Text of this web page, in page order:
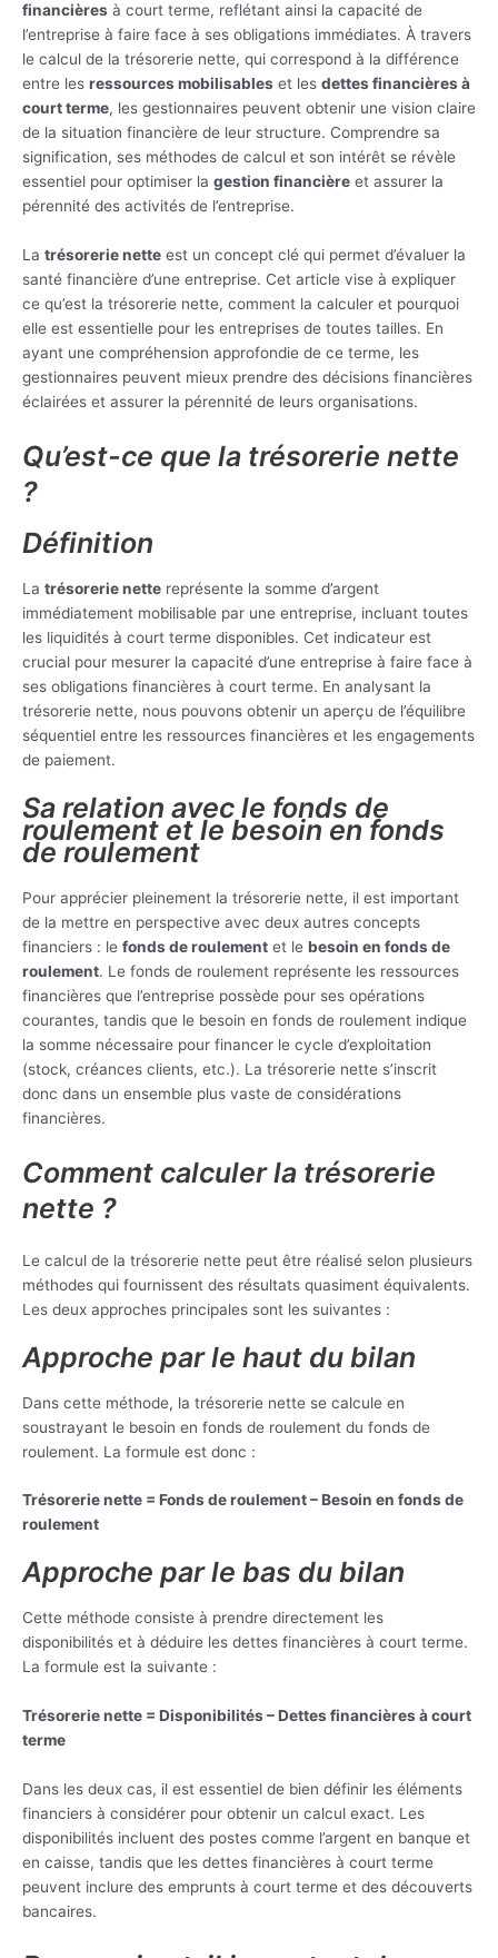
financières à court terme, reflétant ainsi la capacité de
l’entreprise à faire face à ses obligations immédiates. À travers
le calcul de la trésorerie nette, qui correspond à la différence
entre les ressources mobilisables et les dettes financières à
court terme, les gestionnaires peuvent obtenir une vision claire
de la situation financière de leur structure. Comprendre sa
signification, ses méthodes de calcul et son intérêt se révèle
essentiel pour optimiser la gestion financière et assurer la
pérennité des activités de l’entreprise.
La trésorerie nette est un concept clé qui permet d’évaluer la
santé financière d’une entreprise. Cet article vise à expliquer
ce qu’est la trésorerie nette, comment la calculer et pourquoi
elle est essentielle pour les entreprises de toutes tailles. En
ayant une compréhension approfondie de ce terme, les
gestionnaires peuvent mieux prendre des décisions financières
éclairées et assurer la pérennité de leurs organisations.
Qu’est-ce que la trésorerie nette
?
Définition
La trésorerie nette représente la somme d’argent
immédiatement mobilisable par une entreprise, incluant toutes
les liquidités à court terme disponibles. Cet indicateur est
crucial pour mesurer la capacité d’une entreprise à faire face à
ses obligations financières à court terme. En analysant la
trésorerie nette, nous pouvons obtenir un aperçu de l’équilibre
séquentiel entre les ressources financières et les engagements
de paiement.
Sa relation avec le fonds de
roulement et le besoin en fonds
de roulement
Pour apprécier pleinement la trésorerie nette, il est important
de la mettre en perspective avec deux autres concepts
financiers : le fonds de roulement et le besoin en fonds de
roulement. Le fonds de roulement représente les ressources
financières que l’entreprise possède pour ses opérations
courantes, tandis que le besoin en fonds de roulement indique
la somme nécessaire pour financer le cycle d’exploitation
(stock, créances clients, etc.). La trésorerie nette s’inscrit
donc dans un ensemble plus vaste de considérations
financières.
Comment calculer la trésorerie
nette ?
Le calcul de la trésorerie nette peut être réalisé selon plusieurs
méthodes qui fournissent des résultats quasiment équivalents.
Les deux approches principales sont les suivantes :
Approche par le haut du bilan
Dans cette méthode, la trésorerie nette se calcule en
soustrayant le besoin en fonds de roulement du fonds de
roulement. La formule est donc :
Trésorerie nette = Fonds de roulement – Besoin en fonds de
roulement
Approche par le bas du bilan
Cette méthode consiste à prendre directement les
disponibilités et à déduire les dettes financières à court terme.
La formule est la suivante :
Trésorerie nette = Disponibilités – Dettes financières à court
terme
Dans les deux cas, il est essentiel de bien définir les éléments
financiers à considérer pour obtenir un calcul exact. Les
disponibilités incluent des postes comme l’argent en banque et
en caisse, tandis que les dettes financières à court terme
peuvent inclure des emprunts à court terme et des découverts
bancaires.